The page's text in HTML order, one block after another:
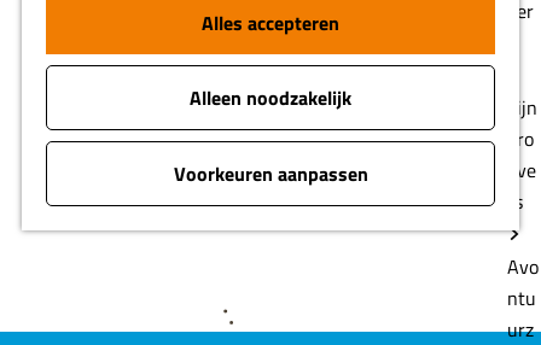
Alles accepteren
Alleen noodzakelijk
Voorkeuren aanpassen
e
n
ber
Fijn
pro
eve
rs
Avo
ntu
urz